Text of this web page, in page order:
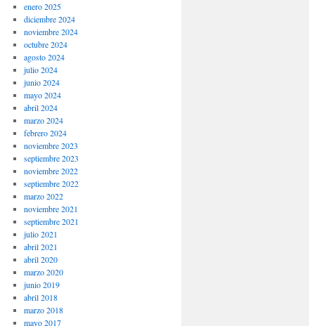
enero 2025
diciembre 2024
noviembre 2024
octubre 2024
agosto 2024
julio 2024
junio 2024
mayo 2024
abril 2024
marzo 2024
febrero 2024
noviembre 2023
septiembre 2023
noviembre 2022
septiembre 2022
marzo 2022
noviembre 2021
septiembre 2021
julio 2021
abril 2021
abril 2020
marzo 2020
junio 2019
abril 2018
marzo 2018
mayo 2017